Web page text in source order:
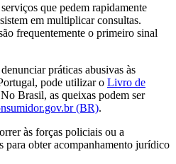
que pedem rapidamente
em multiplicar consultas.
frequentemente o primeiro sinal
práticas abusivas às
pode utilizar o Livro de
Brasil, as queixas podem ser
(BR).
às forças policiais ou a
para obter acompanhamento jurídico